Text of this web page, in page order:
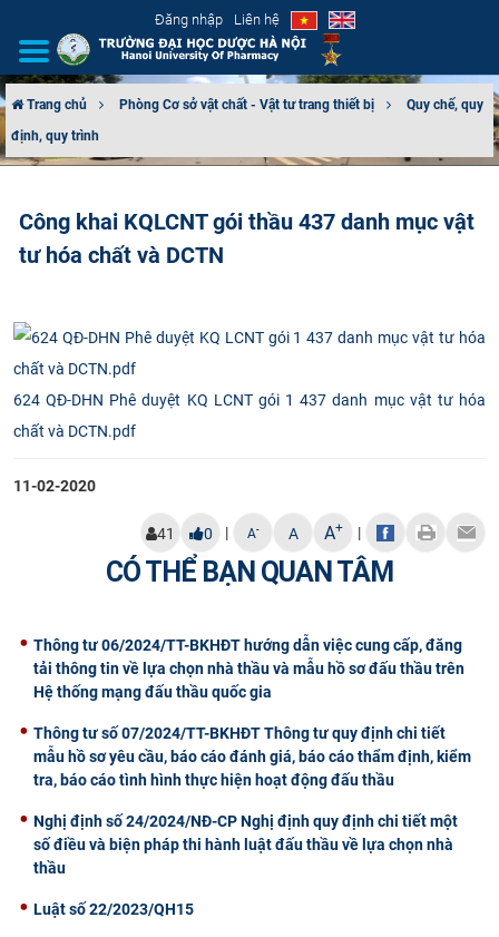
Đăng nhập Liên hệ
GIỚI THIỆU
TUYỂN SINH
ĐẢM BẢO CHẤT LƯỢNG
KHOA HỌC CÔNG NGHỆ
HTQT
CỰU NGƯỜI HỌC
Trang chủ Phòng Cơ sở vật chất - Vật tư trang thiết bị
Quy chế, quy
định, quy trình
Công khai KQLCNT gói thầu 437 danh mục vật
tư hóa chất và DCTN
624 QĐ-DHN Phê duyệt KQ LCNT gói 1 437 danh mục vật tư hóa
chất và DCTN.pdf
11-02-2020
41 0 | A- A A+ |
CÓ THỂ BẠN QUAN TÂM
Thông tư 06/2024/TT-BKHĐT hướng dẫn việc cung cấp, đăng
tải thông tin về lựa chọn nhà thầu và mẫu hồ sơ đấu thầu trên
Hệ thống mạng đấu thầu quốc gia
Thông tư số 07/2024/TT-BKHĐT Thông tư quy định chi tiết
mẫu hồ sơ yêu cầu, báo cáo đánh giá, báo cáo thẩm định, kiểm
tra, báo cáo tình hình thực hiện hoạt động đấu thầu
Nghị định số 24/2024/NĐ-CP Nghị định quy định chi tiết một
số điều và biện pháp thi hành luật đấu thầu về lựa chọn nhà
thầu
Luật số 22/2023/QH15